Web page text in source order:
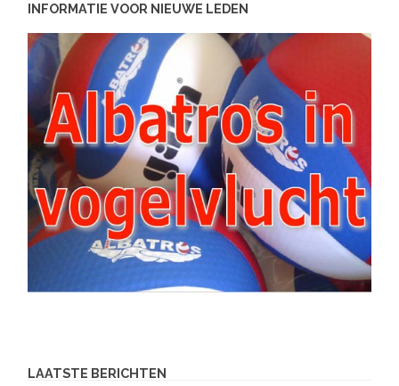
INFORMATIE VOOR NIEUWE LEDEN
LAATSTE BERICHTEN